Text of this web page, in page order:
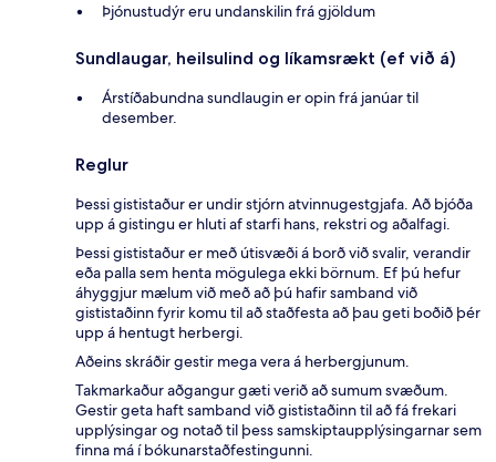
Þjónustudýr eru undanskilin frá gjöldum
Sundlaugar, heilsulind og líkamsrækt (ef við á)
Árstíðabundna sundlaugin er opin frá janúar til
desember.
Reglur
Þessi gististaður er undir stjórn atvinnugestgjafa. Að bjóða
upp á gistingu er hluti af starfi hans, rekstri og aðalfagi.
Þessi gististaður er með útisvæði á borð við svalir, verandir
eða palla sem henta mögulega ekki börnum. Ef þú hefur
áhyggjur mælum við með að þú hafir samband við
gististaðinn fyrir komu til að staðfesta að þau geti boðið þér
upp á hentugt herbergi.
Aðeins skráðir gestir mega vera á herbergjunum.
Takmarkaður aðgangur gæti verið að sumum svæðum.
Gestir geta haft samband við gististaðinn til að fá frekari
upplýsingar og notað til þess samskiptaupplýsingarnar sem
finna má í bókunarstaðfestingunni.